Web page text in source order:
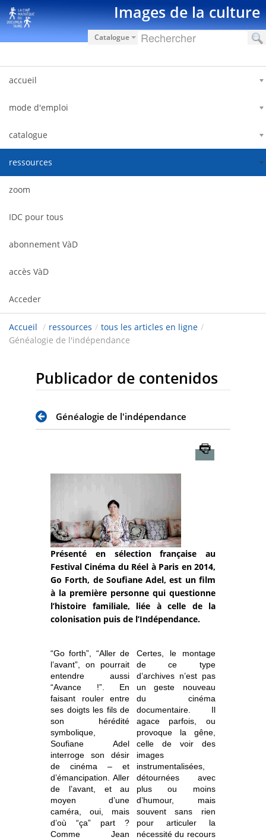
Saltar al contenido Images de la culture
Catalogue
accueil
mode d'emploi
catalogue
ressources
zoom
IDC pour tous
abonnement VàD
accès VàD
Acceder
Accueil / ressources / tous les articles en ligne /
Généalogie de l'indépendance
Publicador de contenidos
Généalogie de l'indépendance
Présenté en sélection française au
Festival Cinéma du Réel à Paris en 2014,
Go Forth, de Soufiane Adel, est un film
à la première personne qui questionne
l’histoire familiale, liée à celle de la
colonisation puis de l’Indépendance.
“Go forth”, “Aller de
l’avant”, on pourrait
entendre aussi
“Avance !”. En
faisant rouler entre
ses doigts les fils de
son hérédité
symbolique,
Soufiane Adel
interroge son désir
de cinéma – et
d’émancipation. Aller
de l’avant, et au
moyen d’une
caméra, oui, mais
d’où “ça” part ?
Comme Jean
Certes, le montage
de ce type
d’archives n’est pas
un geste nouveau
du cinéma
documentaire. Il
agace parfois, ou
provoque la gêne,
celle de voir des
images
instrumentalisées,
détournées avec
plus ou moins
d’humour, mais
souvent sans rien
pour articuler la
nécessité du recours